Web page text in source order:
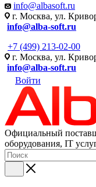
info@albasoft.ru
г. Москва, ул.
info@alba-soft.ru
+7 (499) 213-02-00
г. Москва, ул.
info@alba-soft.ru
Войти
Официальный
оборудования, IT